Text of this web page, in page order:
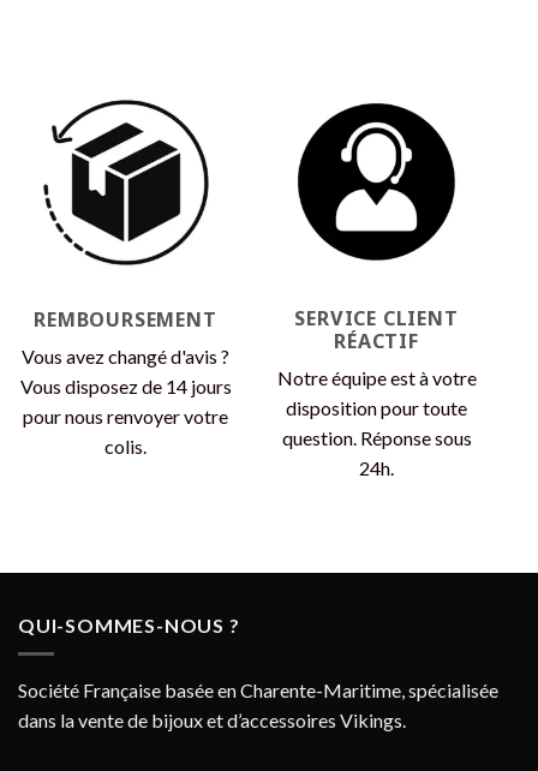
REMBOURSEMENT
Vous avez changé d'avis ?
Vous disposez de 14 jours
pour nous renvoyer votre
colis.
SERVICE CLIENT
RÉACTIF
Notre équipe est à votre
disposition pour toute
question. Réponse sous
24h.
QUI-SOMMES-NOUS ?
Société Française basée en Charente-Maritime, spécialisée
dans la vente de bijoux et d’accessoires Vikings.